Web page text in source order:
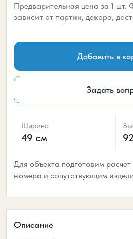
Предварительная цена за 1 шт.
зависит от партии, декора,
Добавить в
Задать
Ширина
49 см
Для объекта подготовим
номера и сопутствующим
Описание